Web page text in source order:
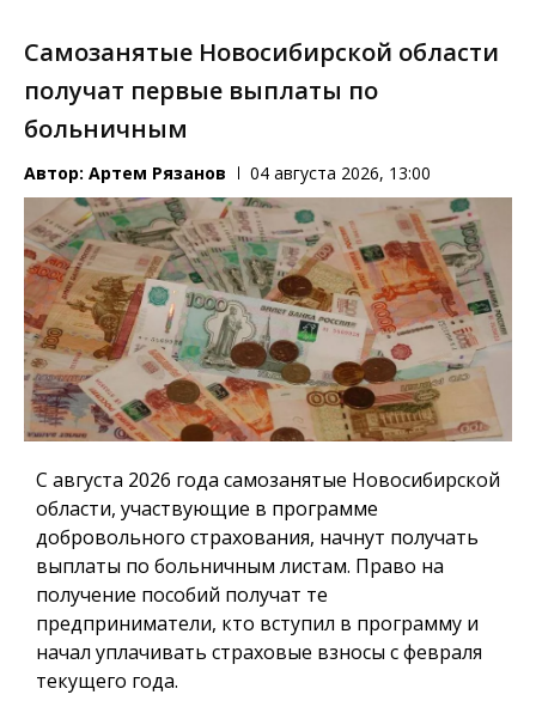
Самозанятые Новосибирской области
получат первые выплаты по
больничным
Автор: Артем Рязанов 04 августа 2026, 13:00
С августа 2026 года самозанятые Новосибирской
области, участвующие в программе
добровольного страхования, начнут получать
выплаты по больничным листам. Право на
получение пособий получат те
предприниматели, кто вступил в программу и
начал уплачивать страховые взносы с февраля
текущего года.